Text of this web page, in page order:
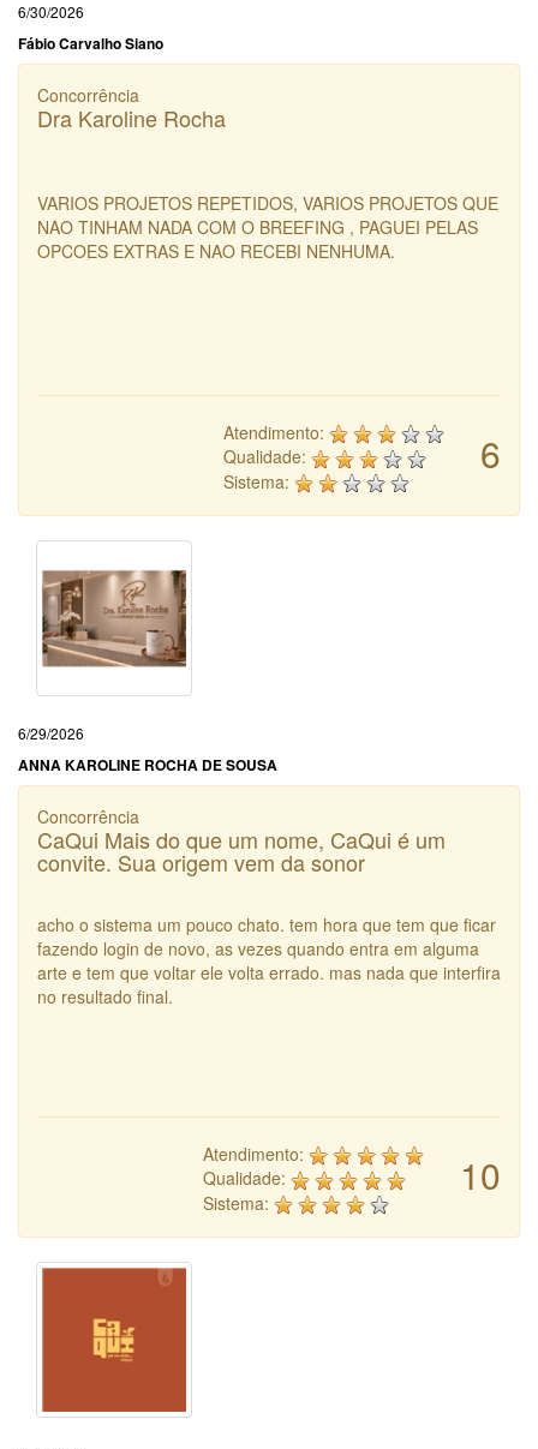
6/30/2026
Fábio Carvalho Siano
Concorrência
Dra Karoline Rocha
VARIOS PROJETOS REPETIDOS, VARIOS PROJETOS QUE
NAO TINHAM NADA COM O BREEFING , PAGUEI PELAS
OPCOES EXTRAS E NAO RECEBI NENHUMA.
6
Atendimento:
Qualidade:
Sistema:
6/29/2026
ANNA KAROLINE ROCHA DE SOUSA
Concorrência
CaQui Mais do que um nome, CaQui é um
convite. Sua origem vem da sonor
acho o sistema um pouco chato. tem hora que tem que ficar
fazendo login de novo, as vezes quando entra em alguma
arte e tem que voltar ele volta errado. mas nada que interfira
no resultado final.
10
Atendimento:
Qualidade:
Sistema: